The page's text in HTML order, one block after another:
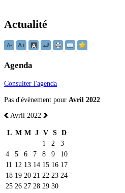
Actualité
Agenda
Consulter l'agenda
Pas d'évènement pour Avril 2022
Avril 2022
L M M J V S D
1
2
3
4
5 6 7 8 9
10
11 12 13 14 15 16 17
18 19 20 21 22 23 24
25 26 27 28 29 30